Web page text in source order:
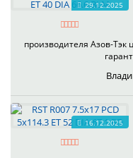
29.12.2025
производителя Азов-Тэк
16.12.2025